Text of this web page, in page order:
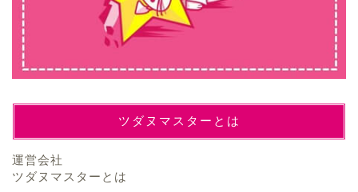
ツダヌマスターとは
運営会社
ツダヌマスターとは